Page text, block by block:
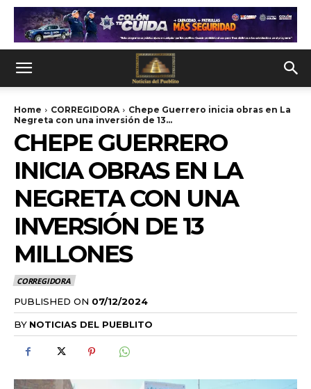
Home CORREGIDORA
Chepe Guerrero inicia obras en La
Negreta con una inversión de 13...
CHEPE GUERRERO
INICIA OBRAS EN LA
NEGRETA CON UNA
INVERSIÓN DE 13
MILLONES
CORREGIDORA
PUBLISHED ON 07/12/2024
BY NOTICIAS DEL PUEBLITO